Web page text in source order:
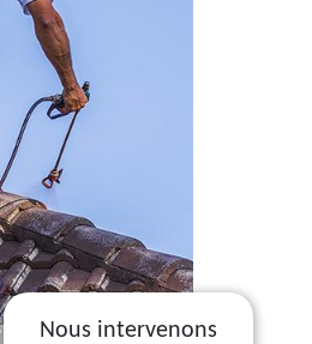
Nous intervenons